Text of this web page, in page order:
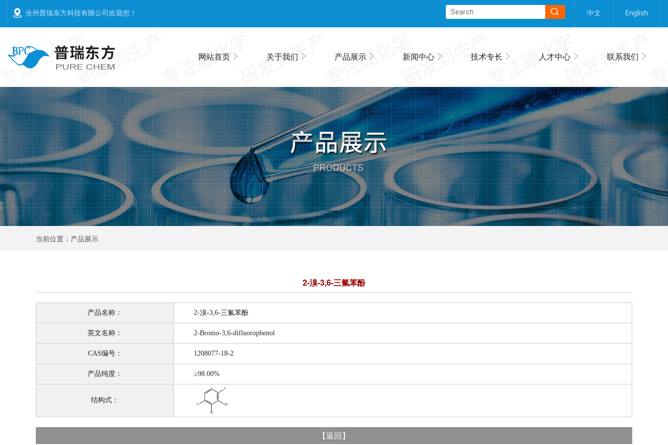
沧州普瑞东方科技有限公司欢迎您 ！ 中文 English
网站首页 关于我们 产品展示 新闻中心 技术专长 人才中心 联系我们
当前位置：产品展示
2-溴-3,6-三氟苯酚
产品名称： 2-溴-3,6-三氟苯酚
英文名称： 2-Bromo-3,6-difluorophenol
CAS编号： 1208077-18-2
产品纯度： ≥98.00%
结构式：
【返回】